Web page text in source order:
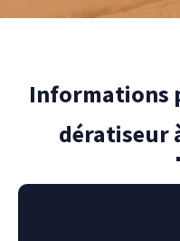
Informations
dératiseur